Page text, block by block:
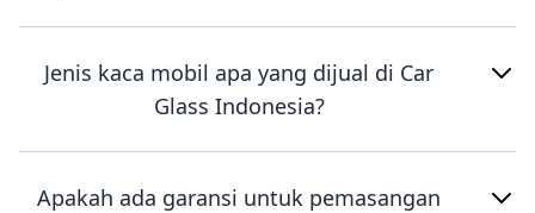
Jenis kaca mobil apa yang dijual di Car
Glass Indonesia?
Apakah ada garansi untuk pemasangan